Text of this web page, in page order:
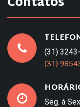
(31)
(31)
Seg. à